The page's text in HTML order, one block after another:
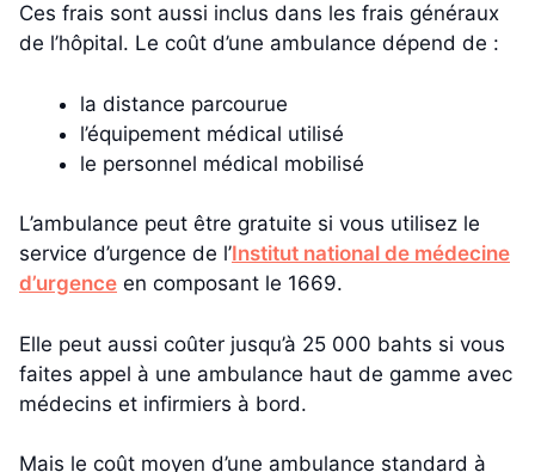
Ces frais sont aussi inclus dans les frais généraux
de l’hôpital. Le coût d’une ambulance dépend de :
la distance parcourue
l’équipement médical utilisé
le personnel médical mobilisé
L’ambulance peut être gratuite si vous utilisez le
service d’urgence de l’Institut national de médecine
d’urgence en composant le 1669.
Elle peut aussi coûter jusqu’à 25 000 bahts si vous
faites appel à une ambulance haut de gamme avec
médecins et infirmiers à bord.
Mais le coût moyen d’une ambulance standard à